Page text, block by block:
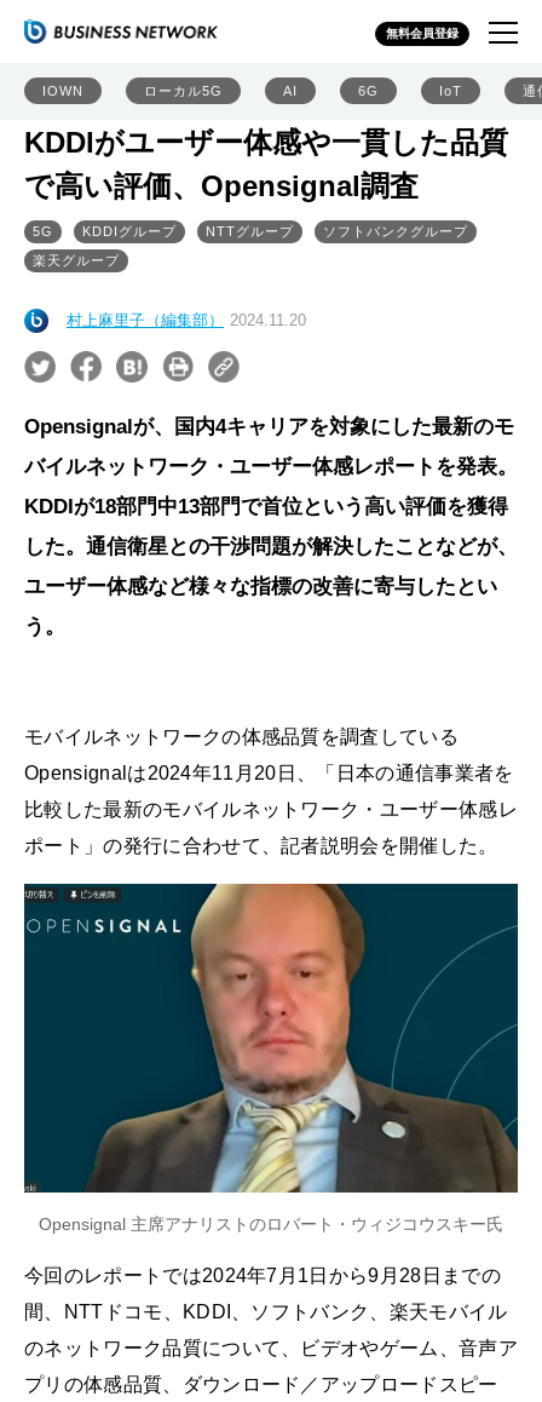
無料会員登録
IOWN ローカル5G AI 6G IoT 通
KDDIがユーザー体感や一貫した品質
で高い評価、Opensignal調査
5G KDDIグループ NTTグループ
ソフトバンクグループ
楽天グループ
村上麻里子（編集部） 2024.11.20
Opensignalが、国内4キャリアを対象にした最新のモ
バイルネットワーク・ユーザー体感レポートを発表。
KDDIが18部門中13部門で首位という高い評価を獲得
した。通信衛星との干渉問題が解決したことなどが、
ユーザー体感など様々な指標の改善に寄与したとい
う。
モバイルネットワークの体感品質を調査している
Opensignalは2024年11月20日、「日本の通信事業者を
比較した最新のモバイルネットワーク・ユーザー体感レ
ポート」の発行に合わせて、記者説明会を開催した。
Opensignal 主席アナリストのロバート・ウィジコウスキー氏
今回のレポートでは2024年7月1日から9月28日までの
間、NTTドコモ、KDDI、ソフトバンク、楽天モバイル
のネットワーク品質について、ビデオやゲーム、音声ア
プリの体感品質、ダウンロード／アップロードスピー